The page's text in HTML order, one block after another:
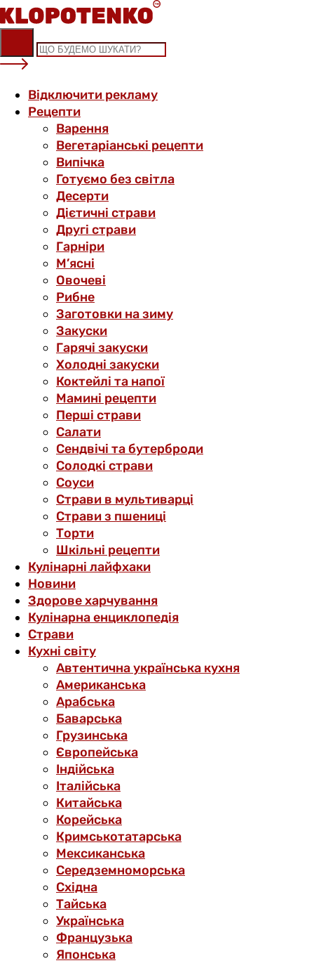
Skip
to
content
Відключити рекламу
Рецепти
Варення
Вегетаріанські рецепти
Випічка
Готуємо без світла
Десерти
Дієтичні страви
Другі страви
Гарніри
М’ясні
Овочеві
Рибне
Заготовки на зиму
Закуски
Гарячі закуски
Холодні закуски
Коктейлі та напої
Мамині рецепти
Перші страви
Салати
Сендвічі та бутерброди
Солодкі страви
Соуси
Страви в мультиварці
Страви з пшениці
Торти
Шкільні рецепти
Кулінарні лайфхаки
Новини
Здорове харчування
Кулінарна енциклопедія
Страви
Кухні світу
Автентична українська кухня
Американська
Арабська
Баварська
Грузинська
Європейська
Індійська
Італійська
Китайська
Корейська
Кримськотатарська
Мексиканська
Середземноморська
Східна
Тайська
Українська
Французька
Японська